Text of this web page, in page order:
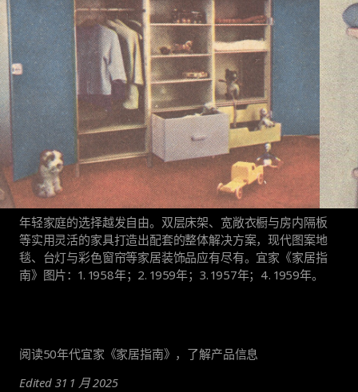
年轻家庭的选择越发自由。双层床架、宽敞衣橱与房内隔板
等实用灵活的家具打造出配套的整体解决方案，现代图案地
毯、台灯与彩色窗帘等家居装饰品应有尽有。宜家《家居指
南》图片：1. 1958年；2. 1959年；3. 1957年；4. 1959年。
阅读50年代宜家《家居指南》，了解产品信息
Edited 31 1 月 2025